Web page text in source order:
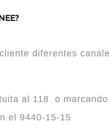
diferentes
al 118 o
el 9440-15-15